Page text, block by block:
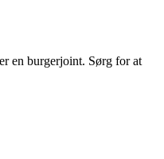
en burgerjoint. Sørg for at